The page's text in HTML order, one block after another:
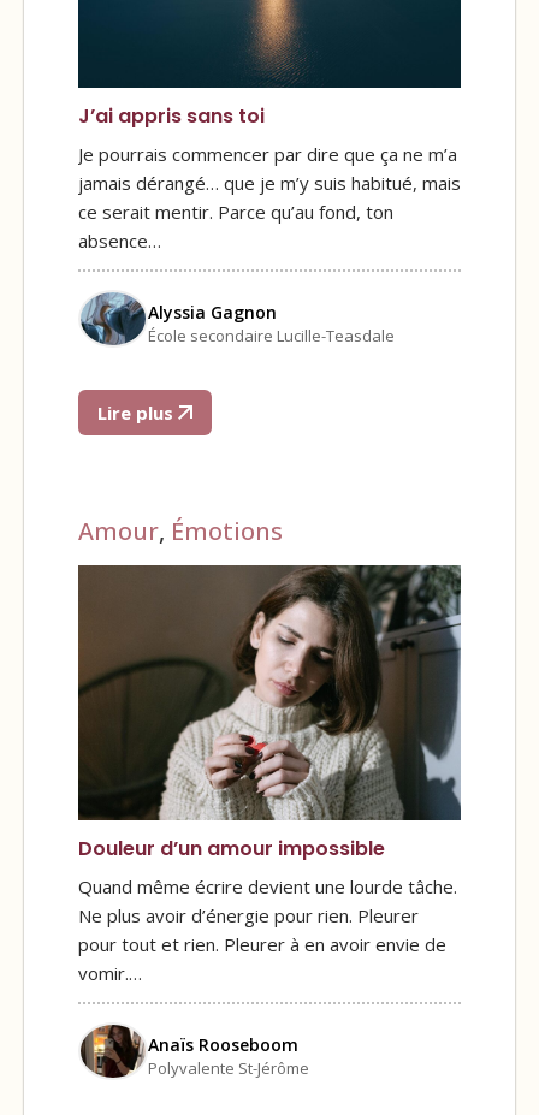
J’ai appris sans toi
Je pourrais commencer par dire que ça ne m’a
jamais dérangé… que je m’y suis habitué, mais
ce serait mentir. Parce qu’au fond, ton
absence…
Alyssia Gagnon
École secondaire Lucille-Teasdale
Lire plus
Amour, Émotions
Douleur d’un amour impossible
Quand même écrire devient une lourde tâche.
Ne plus avoir d’énergie pour rien. Pleurer
pour tout et rien. Pleurer à en avoir envie de
vomir.…
Anaïs Rooseboom
Polyvalente St-Jérôme